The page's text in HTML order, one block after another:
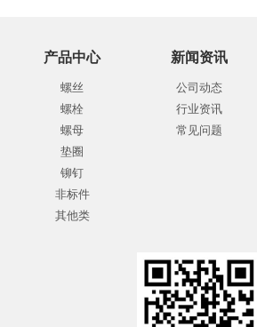
产品中心
螺丝
螺栓
螺母
垫圈
铆钉
非标件
其他类
新闻资讯
公司动态
行业资讯
常见问题